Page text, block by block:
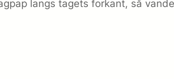
langs tagets forkant, så